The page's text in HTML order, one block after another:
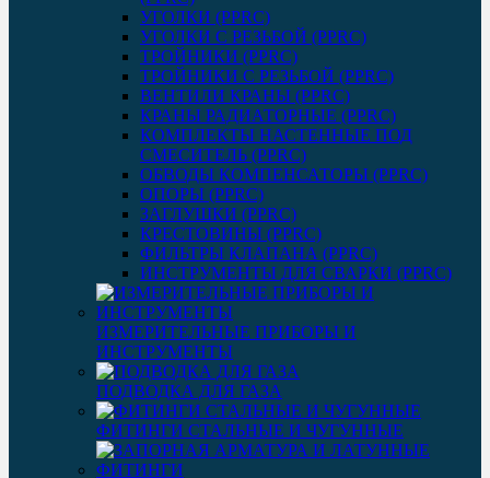
УГОЛКИ (PPRC)
УГОЛКИ С РЕЗЬБОЙ (PPRC)
ТРОЙНИКИ (PPRC)
ТРОЙНИКИ С РЕЗЬБОЙ (PPRC)
ВЕНТИЛИ КРАНЫ (PPRC)
КРАНЫ РАДИАТОРНЫЕ (PPRC)
КОМПЛЕКТЫ НАСТЕННЫЕ ПОД
СМЕСИТЕЛЬ (PPRC)
ОБВОДЫ КОМПЕНСАТОРЫ (PPRC)
ОПОРЫ (PPRC)
ЗАГЛУШКИ (PPRC)
КРЕСТОВИНЫ (PPRC)
ФИЛЬТРЫ КЛАПАНА (PPRC)
ИНСТРУМЕНТЫ ДЛЯ СВАРКИ (PPRC)
ИЗМЕРИТЕЛЬНЫЕ ПРИБОРЫ И
ИНСТРУМЕНТЫ
ПОДВОДКА ДЛЯ ГАЗА
ФИТИНГИ СТАЛЬНЫЕ И ЧУГУННЫЕ